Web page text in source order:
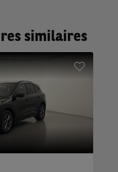
similaires